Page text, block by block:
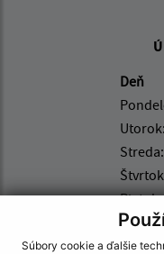
Súbory cookie a ďalšie
Deň
Utorok:
Streda:
Piatok: